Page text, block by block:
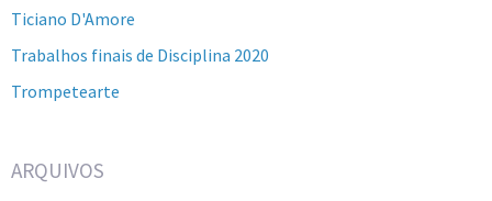
Ticiano D'Amore
Trabalhos finais de Disciplina 2020
Trompetearte
ARQUIVOS